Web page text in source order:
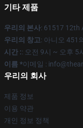
기타 제품
우리의 본사: 61517 12th
우리의 창고: 아니오 451
시간 :: 오전 9시 ~ 오후 5
이름 *이메일 :
우리의 회사
제품 정보
이용 약관
개인 정보 정책